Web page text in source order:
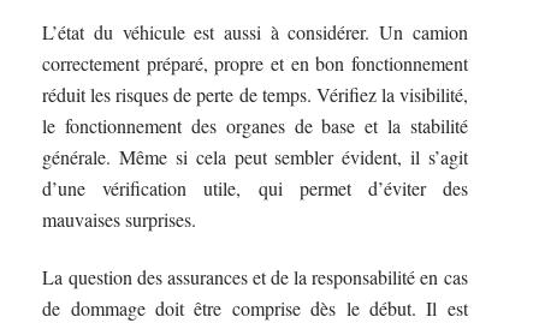
L’état du véhicule est aussi à considérer. Un camion
correctement préparé, propre et en bon fonctionnement
réduit les risques de perte de temps. Vérifiez la visibilité,
le fonctionnement des organes de base et la stabilité
générale. Même si cela peut sembler évident, il s’agit
d’une vérification utile, qui permet d’éviter des
mauvaises surprises.
La question des assurances et de la responsabilité en cas
de dommage doit être comprise dès le début. Il est